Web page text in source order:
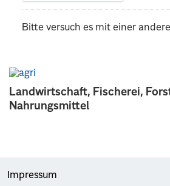
Landwirtschaft, Fischerei,
Nahrungsmittel
Bitte versuch es mit einer
Impressum